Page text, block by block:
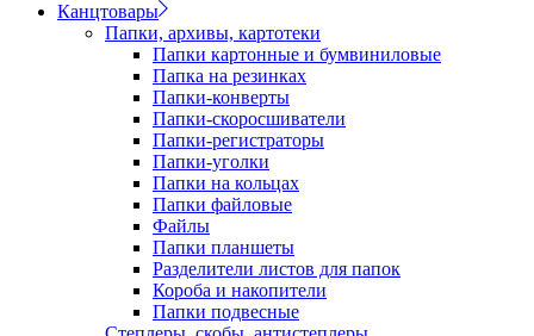
Канцтовары
Папки, архивы, картотеки
Папки картонные и бумвиниловые
Папка на резинках
Папки-конверты
Папки-скоросшиватели
Папки-регистраторы
Папки-уголки
Папки на кольцах
Папки файловые
Файлы
Папки планшеты
Разделители листов для папок
Короба и накопители
Папки подвесные